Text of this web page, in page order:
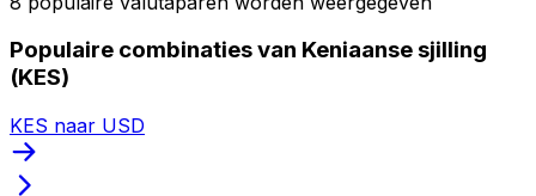
Populaire combinaties van Keniaanse sjilling
(KES)
KES naar USD